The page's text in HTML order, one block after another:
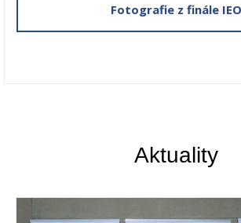
Fotografie z finále IEO
Aktuality